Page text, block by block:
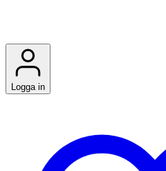
Logga in